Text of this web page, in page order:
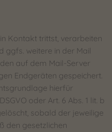
Kontakt trittst, verarbeiten
ggfs. weitere in der Mail
auf dem Mail-Server
Endgeräten gespeichert.
hierfür
oder Art. 6 Abs. 1 lit. b
sobald der jeweilige
den gesetzlichen